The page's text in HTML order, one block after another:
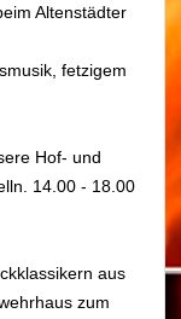
Altenstädter
fetzigem
Hof- und
14.00 - 18.00
aus
zum